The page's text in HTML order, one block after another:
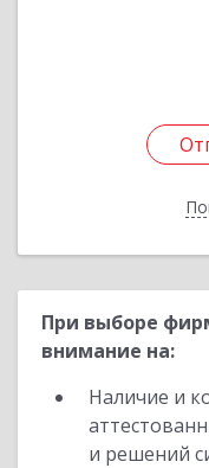
При выборе
внимание на:
Наличие и
и решений